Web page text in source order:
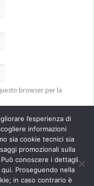
browser per la
Scopri come vengono
byTieLabs
l’esperienza di
informazioni
sia cookie tecnici sia
promozionali sulla
conoscere i dettagli
Proseguendo nella
in caso contrario è